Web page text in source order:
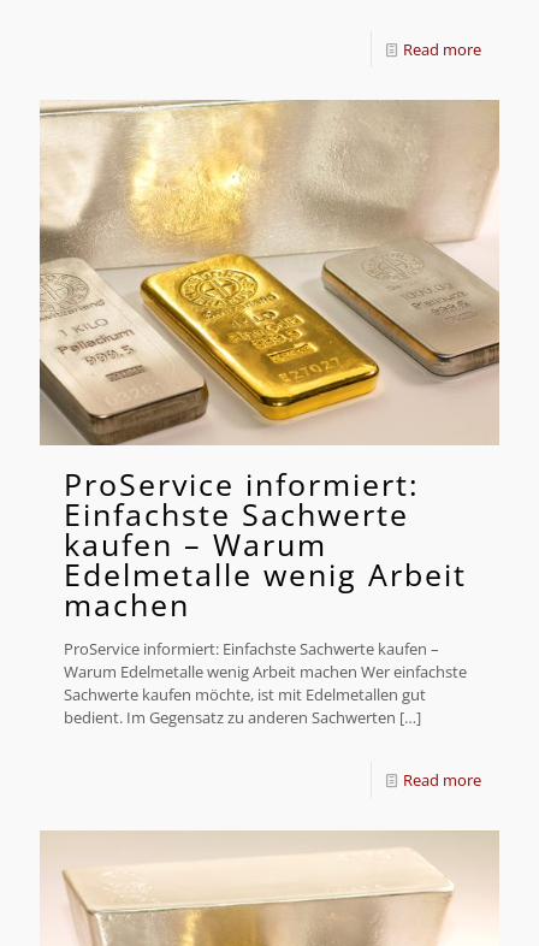
Read more
ProService informiert:
Einfachste Sachwerte
kaufen – Warum
Edelmetalle wenig Arbeit
machen
ProService informiert: Einfachste Sachwerte kaufen –
Warum Edelmetalle wenig Arbeit machen Wer einfachste
Sachwerte kaufen möchte, ist mit Edelmetallen gut
bedient. Im Gegensatz zu anderen Sachwerten […]
Read more